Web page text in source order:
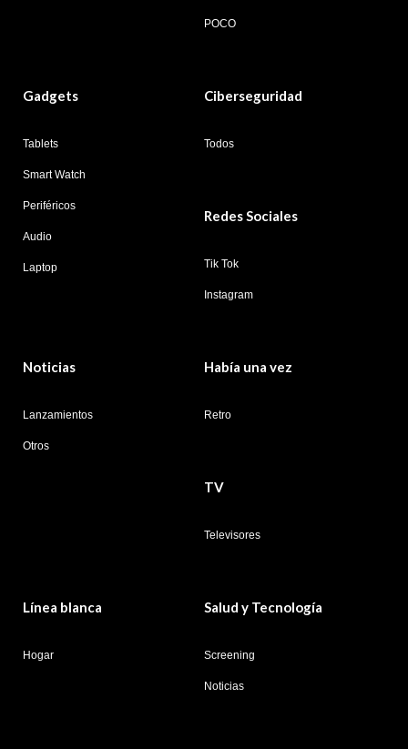
POCO
Gadgets
Tablets
Smart Watch
Periféricos
Audio
Laptop
Ciberseguridad
Todos
Redes Sociales
Tik Tok
Instagram
Noticias
Lanzamientos
Otros
Había una vez
Retro
TV
Televisores
Línea blanca
Hogar
Salud y Tecnología
Screening
Noticias